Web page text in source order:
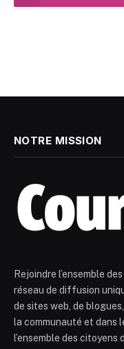
NOTRE MISSION
Rejoindre l’ensemble
réseau de diffusion
de sites web, de
la communauté et dans
l’ensemble des citoyens